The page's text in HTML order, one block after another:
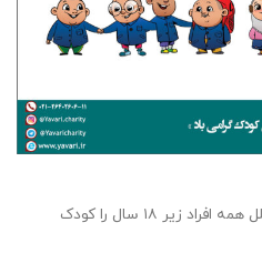
پیمان‌نامه‌ حقوق کودکان سازمان ملل همه‌ افراد زیر ۱۸ سال را کودک